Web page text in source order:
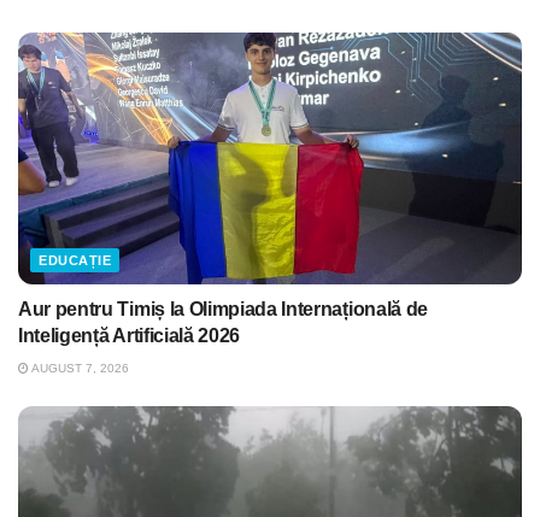
EDUCAȚIE
Aur pentru Timiș la Olimpiada Internațională de
Inteligență Artificială 2026
AUGUST 7, 2026